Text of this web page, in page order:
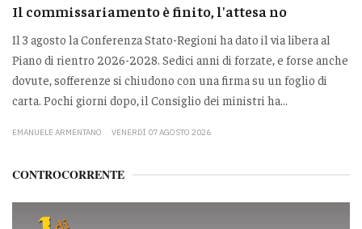
Il commissariamento è finito, l'attesa no
Il 3 agosto la Conferenza Stato-Regioni ha dato il via libera al
Piano di rientro 2026-2028. Sedici anni di forzate, e forse anche
dovute, sofferenze si chiudono con una firma su un foglio di
carta. Pochi giorni dopo, il Consiglio dei ministri ha...
EMANUELE ARMENTANO VENERDÌ 07 AGOSTO 2026
CONTROCORRENTE